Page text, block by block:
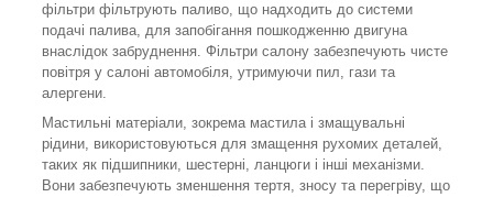
фільтри фільтрують паливо, що надходить до системи
подачі палива, для запобігання пошкодженню двигуна
внаслідок забруднення. Фільтри салону забезпечують чисте
повітря у салоні автомобіля, утримуючи пил, гази та
алергени.
Мастильні матеріали, зокрема мастила і змащувальні
рідини, використовуються для змащення рухомих деталей,
таких як підшипники, шестерні, ланцюги і інші механізми.
Вони забезпечують зменшення тертя, зносу та перегріву, що